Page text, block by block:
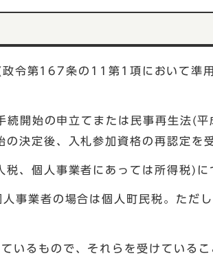
第167条の11第1項において準
開始の申立てまたは民事再生法(
決定後、入札参加資格の再認定を
、個人事業者にあっては所得税)
事業者の場合は個人町民税。ただ
いるもので、それらを受けているこ